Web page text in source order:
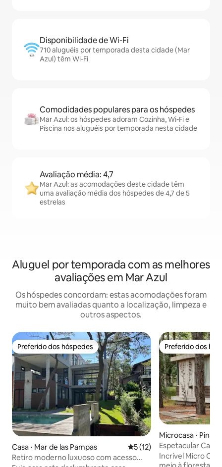
Disponibilidade de Wi-Fi
710 aluguéis por temporada desta cidade (Mar
Azul) têm Wi-Fi
Comodidades populares para os hóspedes
Mar Azul: os hóspedes adoram Cozinha, Wi-Fi e
Piscina nos aluguéis por temporada nesta cidade
Avaliação média: 4,7
Mar Azul: as acomodações deste cidade têm
uma avaliação média dos hóspedes de 4,7 de 5
estrelas
Aluguel por temporada com as melhores
avaliações em Mar Azul
Os hóspedes concordam: estas acomodações foram
muito bem avaliadas quanto a localização, limpeza e
outros aspectos.
Preferido dos hóspedes
Preferido dos hóspedes
Casa ⋅ Mar de las Pampas 5 de uma avaliação média
5 (12)
Retiro moderno luxuoso com acesso
Preferido dos
Preferido dos
Microcasa ⋅
Espetacular Casa
Pinamar Norte
Incrível Micro